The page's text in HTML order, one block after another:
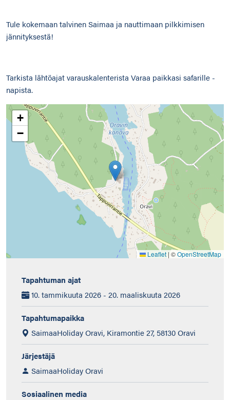
Tule kokemaan talvinen Saimaa ja nauttimaan pilkkimisen
jännityksestä!
Tarkista lähtöajat varauskalenterista Varaa paikkasi safarille -
napista.
+
−
Leaflet | ©OpenStreetMap
Tapahtuman ajat
10. tammikuuta 2026 - 20. maaliskuuta 2026
Tapahtumapaikka
SaimaaHoliday Oravi, Kiramontie 27, 58130 Oravi
Järjestäjä
SaimaaHoliday Oravi
Sosiaalinen media